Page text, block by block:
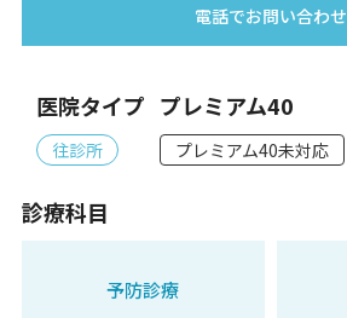
電話でお問い合わせ
医院タイプ
往診所
プレミアム40
プレミアム40未対応
診療科目
予防診療